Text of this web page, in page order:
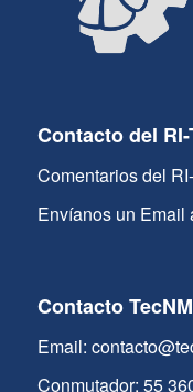
Contacto del RI-
Comentarios del
Envíanos un Email
Contacto TecNM
Email:
Conmutador: 55